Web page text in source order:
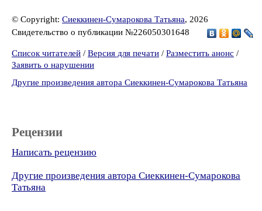
© Copyright: Сиеккинен-Сумарокова Татьяна, 2026
Свидетельство о публикации №226050301648
Список читателей / Версия для печати / Разместить анонс /
Заявить о нарушении
Другие произведения автора Сиеккинен-Сумарокова Татьяна
Рецензии
Написать рецензию
Другие произведения автора Сиеккинен-Сумарокова
Татьяна